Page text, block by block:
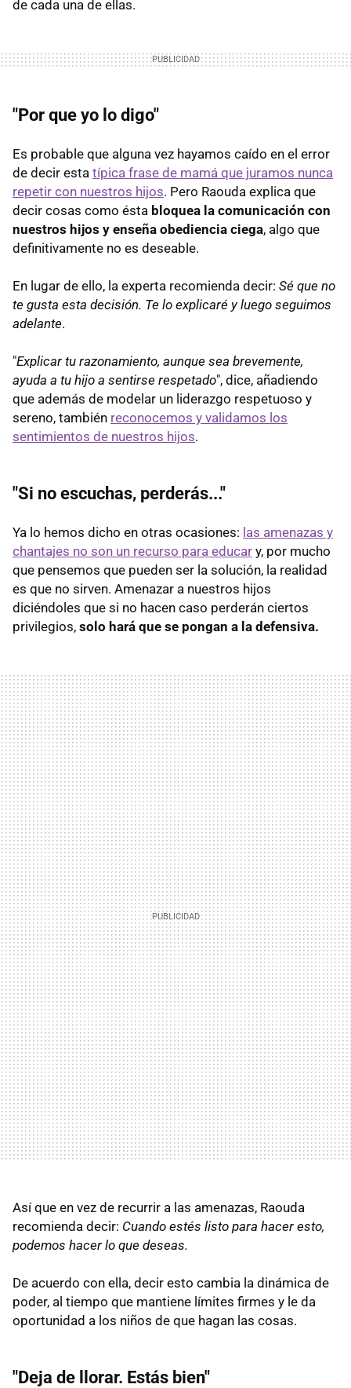
de cada una de ellas.
"Por que yo lo digo"
Es probable que alguna vez hayamos caído en el error
de decir esta típica frase de mamá que juramos nunca
repetir con nuestros hijos. Pero Raouda explica que
decir cosas como ésta bloquea la comunicación con
nuestros hijos y enseña obediencia ciega, algo que
definitivamente no es deseable.
En lugar de ello, la experta recomienda decir: Sé que no
te gusta esta decisión. Te lo explicaré y luego seguimos
adelante.
"Explicar tu razonamiento, aunque sea brevemente,
ayuda a tu hijo a sentirse respetado", dice, añadiendo
que además de modelar un liderazgo respetuoso y
sereno, también reconocemos y validamos los
sentimientos de nuestros hijos.
"Si no escuchas, perderás..."
Ya lo hemos dicho en otras ocasiones: las amenazas y
chantajes no son un recurso para educar y, por mucho
que pensemos que pueden ser la solución, la realidad
es que no sirven. Amenazar a nuestros hijos
diciéndoles que si no hacen caso perderán ciertos
privilegios, solo hará que se pongan a la defensiva.
Así que en vez de recurrir a las amenazas, Raouda
recomienda decir: Cuando estés listo para hacer esto,
podemos hacer lo que deseas.
De acuerdo con ella, decir esto cambia la dinámica de
poder, al tiempo que mantiene límites firmes y le da
oportunidad a los niños de que hagan las cosas.
"Deja de llorar. Estás bien"